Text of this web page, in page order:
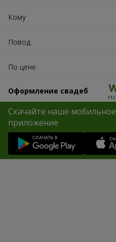
Кому
Повод
По цене
Оформление свадеб
Скачайте наше мобильное
приложение